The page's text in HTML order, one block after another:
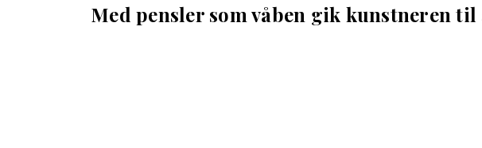
Med pensler som våben gik kunstneren